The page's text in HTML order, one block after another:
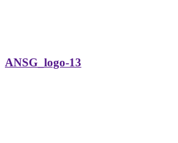
ANSG_logo-13